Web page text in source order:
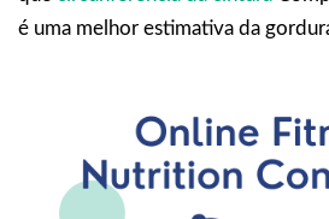
é uma melhor estimativa da